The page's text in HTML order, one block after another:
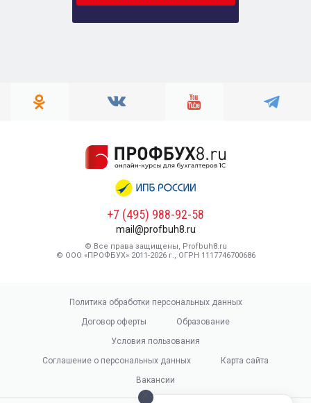
+7 (495) 988-92-58
mail@profbuh8.ru
© Все права защищены, Profbuh8.ru
© ООО «ПРОФБУХ» 2011-2026 г., ОГРН 1117746700686
Политика обработки персональных данных
Договор оферты
Образование
Условия пользования
Соглашение о персональных данных
Карта сайта
Вакансии